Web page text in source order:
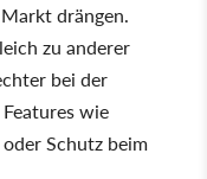
drängen.
zu anderer
bei der
wie
Schutz beim